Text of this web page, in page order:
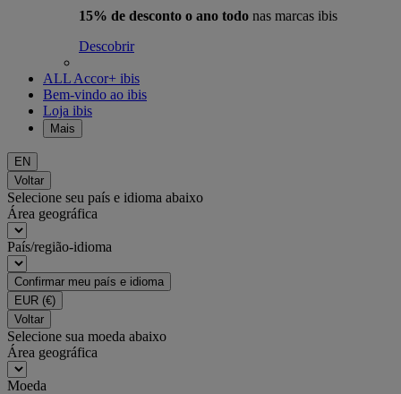
15% de desconto o ano todo nas marcas ibis
Descobrir
ALL Accor+ ibis
Bem-vindo ao ibis
Loja ibis
Mais
EN
Voltar
Selecione seu país e idioma abaixo
Área geográfica
País/região-idioma
Confirmar meu país e idioma
EUR (€)
Voltar
Selecione sua moeda abaixo
Área geográfica
Moeda